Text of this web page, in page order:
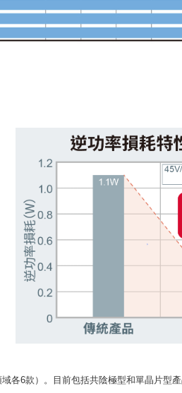
各6款）。目前包括共陰極型和單晶片型